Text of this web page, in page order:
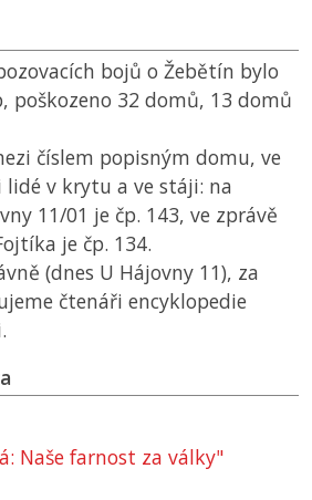
bojů o Žebětín bylo
poškozeno 32 domů, 13 domů
číslem popisným domu, ve
v krytu a ve stáji: na
11/01 je čp. 143, ve zprávě
je čp. 134.
(dnes U Hájovny 11), za
čtenáři encyklopedie
Naše farnost za války"